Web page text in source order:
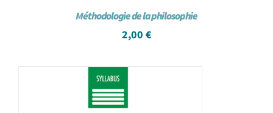
Méthodologie de la philosophie
2,00 €